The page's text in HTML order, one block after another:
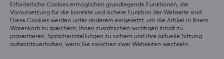
Original anzeigen
Wuque Studio WS Silent Linear Switch
vor 3 Monaten
Erforderliche Cookies ermöglichen grundlegende Funktionen, die
Voraussetzung für die korrekte und sichere Funktion der Webseite sind.
Diese Cookies werden unter anderem eingesetzt, um die Artikel in Ihrem
Warenkorb zu speichern, Ihnen zusätzlichen wichtigen Inhalt zu
präsentieren, Spracheinstellungen zu sichern und Ihre aktuelle Sitzung
aufrechtzuerhalten, wenn Sie zwischen zwei Webseiten wechseln.